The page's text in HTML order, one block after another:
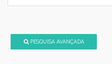
PESQUISA AVANÇADA